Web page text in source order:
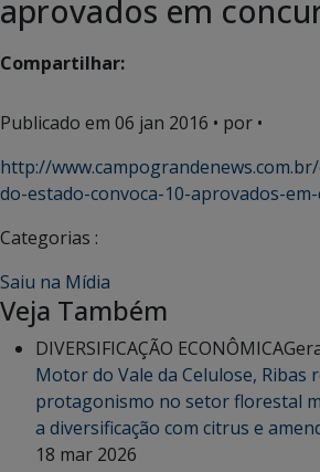
aprovados em
Compartilhar:
Publicado em 06 jan 2016 • por •
http://
do-estado-convoca-10-aprovados-
Categorias :
Saiu na Mídia
Veja Também
DIVERSIFICAÇÃO ECONÔMICA
Motor do Vale da Celulose, Ribas
protagonismo no setor florestal
a diversificação com citrus e
18 mar 2026